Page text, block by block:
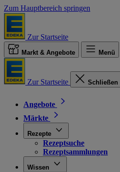
Zum Hauptbereich springen
Zur Startseite
Markt & Angebote Menü
Zur Startseite Schließen
Angebote
Märkte
Rezepte
Rezeptsuche
Rezeptsammlungen
Wissen